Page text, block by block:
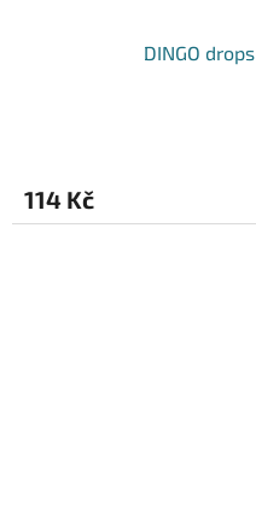
DINGO
114 Kč